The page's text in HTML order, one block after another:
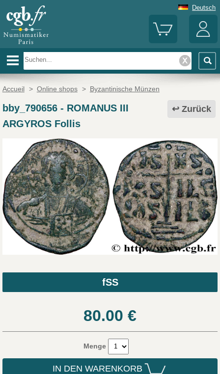
Deutsch
Accueil > Online shops > Byzantinische Münzen
Zurück
bby_790656- ROMANUS III
ARGYROS Follis
fSS
80.00 €
Menge
IN DEN WARENKORB